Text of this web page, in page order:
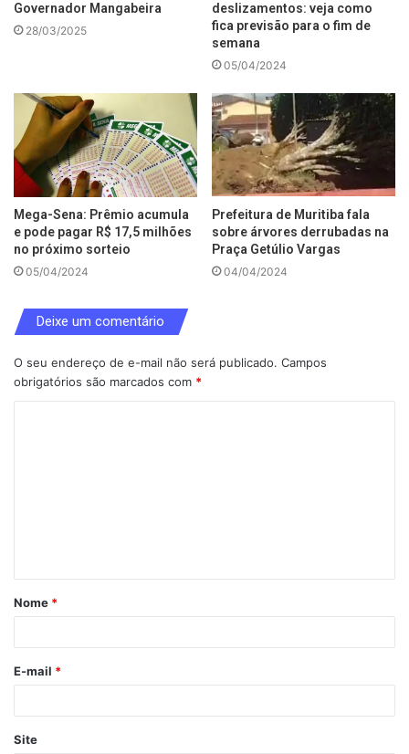
Governador Mangabeira
28/03/2025
deslizamentos: veja como
fica previsão para o fim de
semana
05/04/2024
Mega-Sena: Prêmio acumula
e pode pagar R$ 17,5 milhões
no próximo sorteio
05/04/2024
Prefeitura de Muritiba fala
sobre árvores derrubadas na
Praça Getúlio Vargas
04/04/2024
Deixe um comentário
O seu endereço de e-mail não será publicado. Campos
obrigatórios são marcados com *
á
r
*
Nome *
E-mail *
Site